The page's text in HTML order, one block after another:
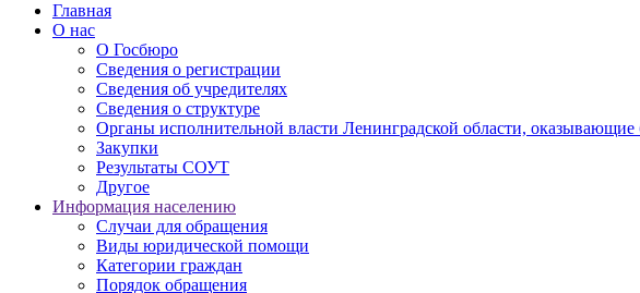
Главная
О нас
О Госбюро
Сведения о регистрации
Сведения об учредителях
Сведения о структуре
Органы исполнительной власти Ленинградской области,
Закупки
Результаты СОУТ
Другое
Информация населению
Случаи для обращения
Виды юридической помощи
Категории граждан
Порядок обращения